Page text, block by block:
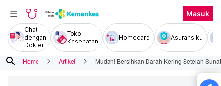
Masuk
Chat
dengan
Dokter
Toko
Kesehatan
Homecare Asuransiku
search Home Artikel Mudah! Bersihkan Darah Kering Setelah